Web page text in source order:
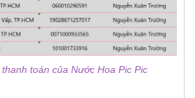
toán của Nước Hoa Pic Pic